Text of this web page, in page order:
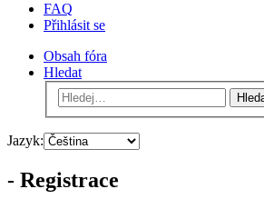
FAQ
Přihlásit se
Obsah fóra
Hledat
Jazyk:
- Registrace